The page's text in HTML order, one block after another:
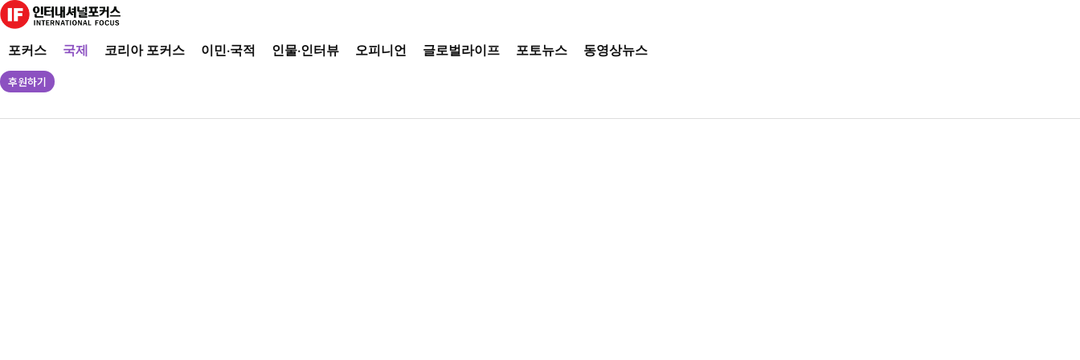
포커스 국제 코리아 포커스 이민·국적 인물·인터뷰 오피니언 글로벌라이프 포토뉴스 동영상뉴스
후원하기